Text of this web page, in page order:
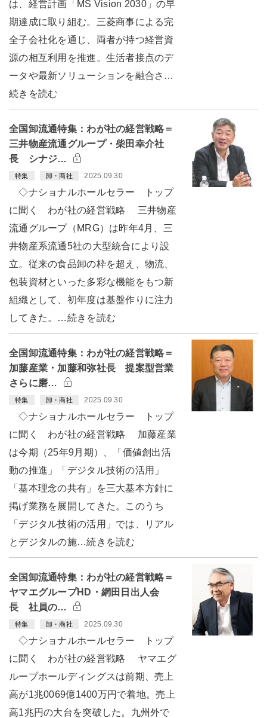
は、経営計画「MS Vision 2030」の早
期達成に取り組む。三菱商事による完
全子会社化を通じ、両者が持つ経営資
源の相互利用を推進。生活者接点のデ
ータや最新ソリューションを融合さ…
続きを読む
全国卸流通特集：わが社の経営戦略＝
三井物産流通グループ・柴田幸介社
長 シナジ…
特集 卸・商社 2025.09.30
◇ナショナルホールセラー トップ
に聞く わが社の経営戦略 三井物産
流通グループ（MRG）は昨年4月、三
井物産系流通5社の大型統合により設
立。従来の食品卸の枠を超え、物流、
包装資材といった多彩な機能をもつ新
組織として、初年度は基盤作りに注力
してきた。…続きを読む
全国卸流通特集：わが社の経営戦略＝
加藤産業・加藤和弥社長 提案型営業
さらに磨…
特集 卸・商社 2025.09.30
◇ナショナルホールセラー トップ
に聞く わが社の経営戦略 加藤産業
は今期（25年9月期）、「価値創出活
動の推進」「デジタル技術の活用」
「基本理念の共有」を三大基本方針に
掲げ業務を展開してきた。このうち
「デジタル技術の活用」では、リアル
とデジタルの施…続きを読む
全国卸流通特集：わが社の経営戦略＝
ヤマエグループHD・網田日出人会
長 社員の…
特集 卸・商社 2025.09.30
◇ナショナルホールセラー トップ
に聞く わが社の経営戦略 ヤマエグ
ループホールディングスは前期、売上
高が1兆0069億1400万円で着地。売上
高1兆円の大台を突破した。九州外で